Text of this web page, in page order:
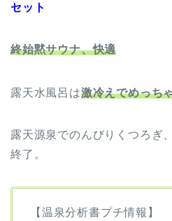
セット
終始黙サウナ、快適
露天水風呂は激冷えでめっち
露天源泉でのんびりくつろぎ
終了。
【温泉分析書プチ情報】